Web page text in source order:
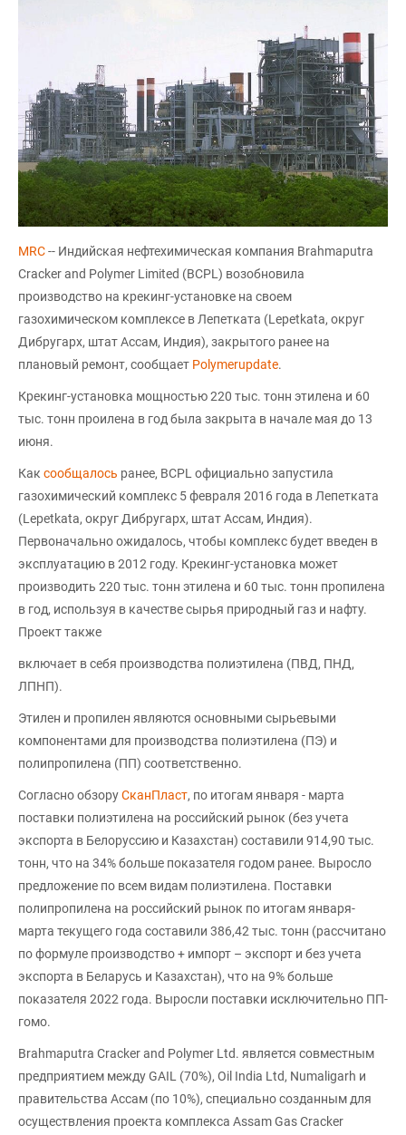
МRC-- Индийская нефтехимическая компания Brahmaputra
Cracker and Polymer Limited (BCPL) возобновила
производство на крекинг-установке на своем
газохимическом комплексе в Лепетката (Lepetkata, округ
Дибругарх, штат Ассам, Индия), закрытого ранее на
плановый ремонт, сообщает Polymerupdate.
Крекинг-установка мощностью 220 тыс. тонн этилена и 60
тыс. тонн проилена в год была закрыта в начале мая до 13
июня.
Как сообщалось ранее, BCPL официально запустила
газохимический комплекс 5 февраля 2016 года в Лепетката
(Lepetkata, округ Дибругарх, штат Ассам, Индия).
Первоначально ожидалось, чтобы комплекс будет введен в
эксплуатацию в 2012 году. Крекинг-установка может
производить 220 тыс. тонн этилена и 60 тыс. тонн пропилена
в год, используя в качестве сырья природный газ и нафту.
Проект также
включает в себя производства полиэтилена (ПВД, ПНД,
ЛПНП).
Этилен и пропилен являются основными сырьевыми
компонентами для производства полиэтилена (ПЭ) и
полипропилена (ПП) соответственно.
Согласно обзоруСканПласт, по итогам января - марта
поставки полиэтилена на российский рынок (без учета
экспорта в Белоруссию и Казахстан) составили 914,90 тыс.
тонн, что на 34% больше показателя годом ранее. Выросло
предложение по всем видам полиэтилена. Поставки
полипропилена на российский рынок по итогам января-
марта текущего года составили 386,42 тыс. тонн (рассчитано
по формуле производство + импорт – экспорт и без учета
экспорта в Беларусь и Казахстан), что на 9% больше
показателя 2022 года. Выросли поставки исключительно ПП-
гомо.
Brahmaputra Cracker and Polymer Ltd. является совместным
предприятием между GAIL (70%), Oil India Ltd, Numaligarh и
правительства Ассам (по 10%), специально созданным для
осуществления проекта комплекса Assam Gas Cracker